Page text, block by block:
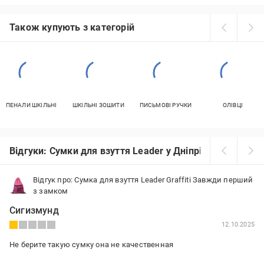
Також купують з категорій
ПЕНАЛИ ШКІЛЬНІ ШКІЛЬНІ ЗОШИТИ ПИСЬМОВІ РУЧКИ ОЛІВЦІ
Відгуки: Сумки для взуття Leader у Дніпрі
Відгук про: Сумка для взуття Leader Graffiti Завжди перший
з замком
Сигизмунд
12.10.2025
Не берите такую сумку она не качественная